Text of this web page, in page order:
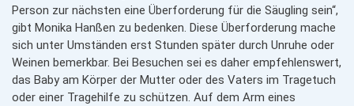
Person zur nächsten eine Überforderung für die Säugling sein“,
gibt Monika Hanßen zu bedenken. Diese Überforderung mache
sich unter Umständen erst Stunden später durch Unruhe oder
Weinen bemerkbar. Bei Besuchen sei es daher empfehlenswert,
das Baby am Körper der Mutter oder des Vaters im Tragetuch
oder einer Tragehilfe zu schützen. Auf dem Arm eines